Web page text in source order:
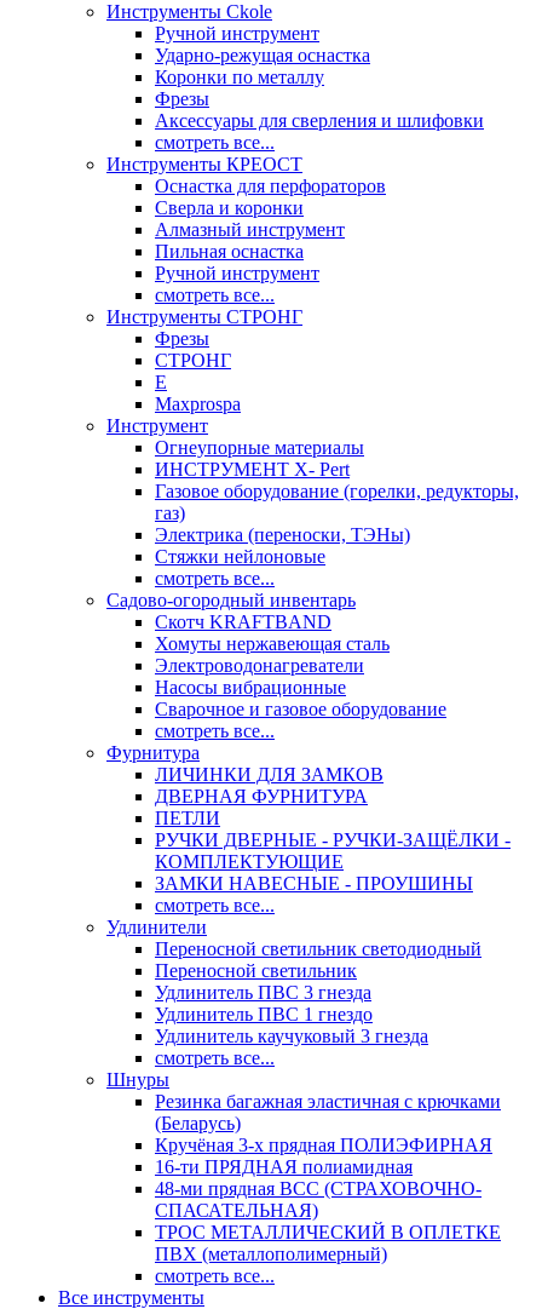
Инструменты Ckole
Ручной инструмент
Ударно‑режущая оснастка
Коронки по металлу
Фрезы
Аксессуары для сверления и шлифовки
смотреть все...
Инструменты КРЕОСТ
Оснастка для перфораторов
Сверла и коронки
Алмазный инструмент
Пильная оснастка
Ручной инструмент
смотреть все...
Инструменты СТРОНГ
Фрезы
СТРОНГ
Е
Maxprospa
Инструмент
Огнеупорные материалы
ИНСТРУМЕНТ X- Pert
Газовое оборудование (горелки, редукторы,
газ)
Электрика (переноски, ТЭНы)
Стяжки нейлоновые
смотреть все...
Садово-огородный инвентарь
Скотч KRAFTBAND
Хомуты нержавеющая сталь
Электроводонагреватели
Насосы вибрационные
Сварочное и газовое оборудование
смотреть все...
Фурнитура
ЛИЧИНКИ ДЛЯ ЗАМКОВ
ДВЕРНАЯ ФУРНИТУРА
ПЕТЛИ
РУЧКИ ДВЕРНЫЕ - РУЧКИ-ЗАЩЁЛКИ -
КОМПЛЕКТУЮЩИЕ
ЗАМКИ НАВЕСНЫЕ - ПРОУШИНЫ
смотреть все...
Удлинители
Переносной светильник светодиодный
Переносной светильник
Удлинитель ПВС 3 гнезда
Удлинитель ПВС 1 гнездо
Удлинитель каучуковый 3 гнезда
смотреть все...
Шнуры
Резинка багажная эластичная с крючками
(Беларусь)
Кручёная 3-х прядная ПОЛИЭФИРНАЯ
16-ти ПРЯДНАЯ полиамидная
48-ми прядная ВСС (СТРАХОВОЧНО-
СПАСАТЕЛЬНАЯ)
ТРОС МЕТАЛЛИЧЕСКИЙ В ОПЛЕТКЕ
ПВХ (металлополимерный)
смотреть все...
Все инструменты